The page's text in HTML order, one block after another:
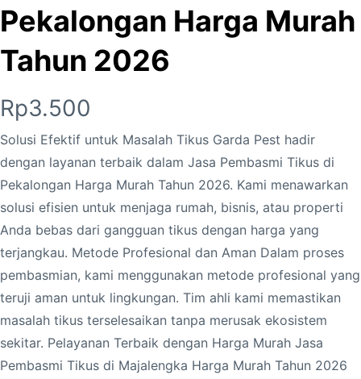
Pekalongan Harga Murah
Tahun 2026
Rp3.500
Solusi Efektif untuk Masalah Tikus Garda Pest hadir
dengan layanan terbaik dalam Jasa Pembasmi Tikus di
Pekalongan Harga Murah Tahun 2026. Kami menawarkan
solusi efisien untuk menjaga rumah, bisnis, atau properti
Anda bebas dari gangguan tikus dengan harga yang
terjangkau. Metode Profesional dan Aman Dalam proses
pembasmian, kami menggunakan metode profesional yang
teruji aman untuk lingkungan. Tim ahli kami memastikan
masalah tikus terselesaikan tanpa merusak ekosistem
sekitar. Pelayanan Terbaik dengan Harga Murah Jasa
Pembasmi Tikus di Majalengka Harga Murah Tahun 2026